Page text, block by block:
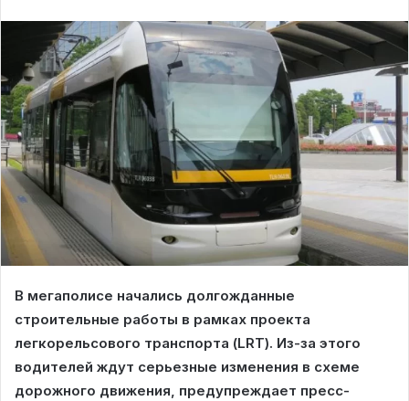
В мегаполисе начались долгожданные
строительные работы в рамках проекта
легкорельсового транспорта (LRT). Из-за этого
водителей ждут серьезные изменения в схеме
дорожного движения, предупреждает пресс-